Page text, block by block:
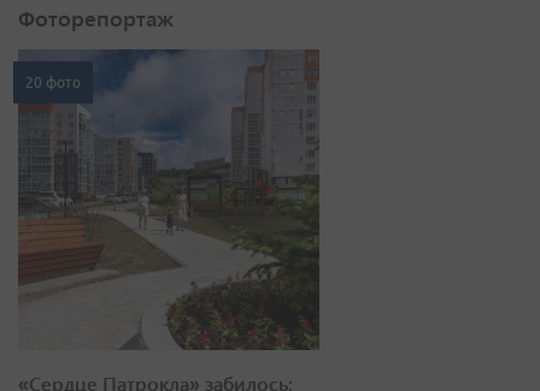
Фоторепортаж
20 фото
«Сердце Патрокла» забилось: